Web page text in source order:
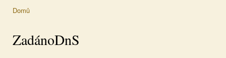
Domů
ZadánoDnS